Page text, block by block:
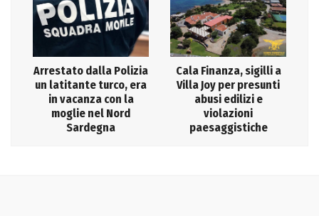
Arrestato dalla Polizia
un latitante turco, era
in vacanza con la
moglie nel Nord
Sardegna
Cala Finanza, sigilli a
Villa Joy per presunti
abusi edilizi e
violazioni
paesaggistiche